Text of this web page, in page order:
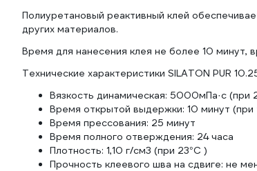
Полиуретановый реактивный клей
других материалов.
Время для нанесения клея не более 10 минут,
Технические характеристики SILATON PUR
Вязкость динамическая: 5000мПа·с (при
Время открытой выдержки: 10 минут
Время прессования: 25 минут
Время полного отверждения: 24 часа
Плотность: 1,10 г/см3 (при 23°С )
Прочность клеевого шва на сдвиге: не